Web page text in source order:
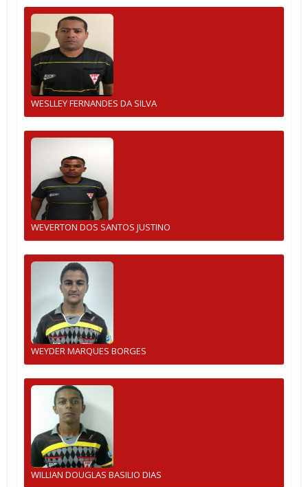
WESLLEY FERNANDES DA SILVA
WEVERTON DOS SANTOS JUSTINO
WEYDER MARQUES BORGES
WILLIAN DOUGLAS BASILIO DIAS